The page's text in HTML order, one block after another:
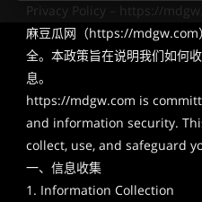
Privacy Policy – https://
麻豆瓜网（https://mdgw.com
全。本政策旨在说明我们如何
息。
https://mdgw.com is
and information security.
collect, use, and safeguard
一、信息收集
1. Information Collection